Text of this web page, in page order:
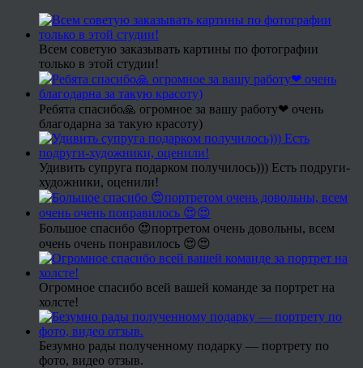
Всем советую заказывать картины по фотографии
только в этой студии!
Ребята спасибо🙏 огромное за вашу работу❤ очень
благодарна за такую красоту)
Удивить супруга подарком получилось))) Есть подруги-
художники, оценили!
Большое спасибо 😍портретом очень довольны, всем
очень очень понравилось 😍😍
Огромное спасибо всей вашей команде за портрет на
холсте!
Безумно рады полученному подарку — портрету по
фото, видео отзыв.